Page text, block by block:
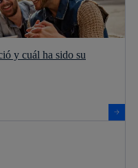
y cuál ha sido su